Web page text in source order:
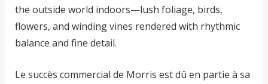
the outside world indoors—lush foliage, birds,
flowers, and winding vines rendered with rhythmic
balance and fine detail.
Le succès commercial de Morris est dû en partie à sa